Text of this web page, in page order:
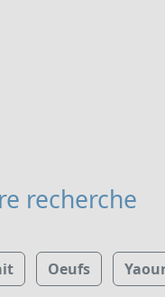
recherche
Oeufs